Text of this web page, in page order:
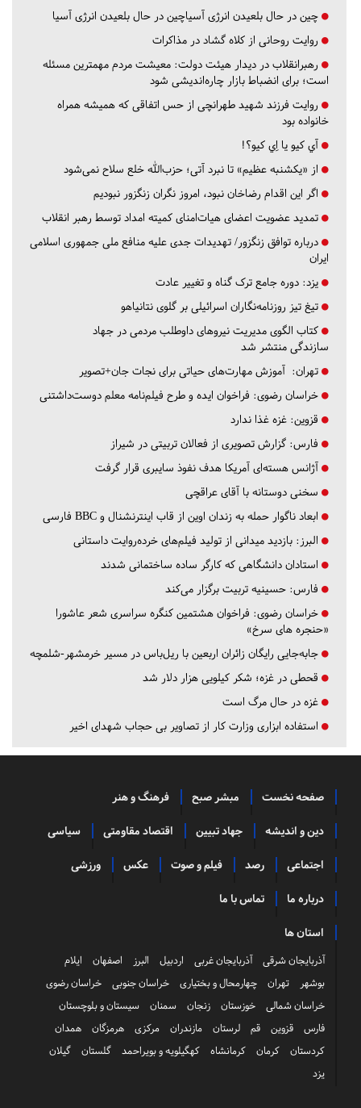
چین در حال بلعیدن انرژی آسیاچین در حال بلعیدن انرژی آسیا
روایت روحانی از کلاه گشاد در مذاکرات
رهبرانقلاب در دیدار هیئت دولت: معیشت مردم مهمترین مسئله
است؛ برای انضباط بازار چاره‌اندیشی شود
روایت فرزند شهید طهرانچی از حس اتفاقی که همیشه همراه
خانواده بود
آي كيو يا اِي كيو؟!
از «یکشنبه عظیم» تا نبرد آتی؛ حزب‌الله خلع سلاح نمی‌شود
اگر این اقدام رضاخان نبود، امروز نگران زنگزور نبودیم
تمدید عضویت اعضای هیات‌امنای کمیته امداد توسط رهبر انقلاب
درباره توافق زنگزور/ تهدیدات جدی علیه منافع ملی جمهوری اسلامی
ایران
یزد: دوره جامع ترک گناه و تغییر عادت
تیغ تیز روزنامه‌نگاران اسرائیلی بر گلوی نتانیاهو
کتاب الگوی مدیریت نیروهای داوطلب مردمی در جهاد
سازندگی منتشر شد
تهران: آموزش مهارت‌های حیاتی برای نجات جان+تصویر
خراسان رضوی: فراخوان ایده و طرح فیلم‌نامه معلم دوست‌داشتنی
قزوین: غزه غذا ندارد
فارس: گزارش تصویری از فعالان تربیتی در شیراز
آژانس هسته‌ای آمریکا هدف نفوذ سایبری قرار گرفت
سخنی دوستانه با آقای عراقچی
ابعاد ناگوار حمله به زندان اوین از قاب اینترنشنال و BBC فارسی
البرز: بازدید میدانی از تولید فیلم‌های خرده‌روایت داستانی
استادان دانشگاهی که کارگر ساده ساختمانی شدند
فارس: حسینیه تربیت برگزار می‌کند
خراسان رضوی: فراخوان هشتمین کنگره سراسری شعر عاشورا
«حنجره های سرخ»
جابه‌جایی رایگان زائران اربعین با ریل‌باس در مسیر خرمشهر-شلمچه
قحطی در غزه؛ شکر کیلویی هزار دلار شد
غزه در حال مرگ است
استفاده ابزاری وزارت کار از تصاویر بی حجاب شهدای اخیر
صفحه نخست مبشر صبح فرهنگ و هنر
دین و اندیشه جهاد تبیین اقتصاد مقاومتی سیاسی
اجتماعی رصد فیلم و صوت عکس ورزشی
درباره ما تماس با ما
استان ها
آذربایجان شرقی آذربایجان غربی اردبیل البرز اصفهان
ایلام
بوشهر
تهران چهارمحال و بختیاری خراسان جنوبی
خراسان رضوی
خراسان شمالی
خوزستان زنجان سمنان
سیستان و بلوچستان
فارس
قزوین قم لرستان مازندران مرکزی هرمزگان
همدان
کردستان
کرمان کرمانشاه کهگیلویه و بویراحمد گلستان
گیلان
یزد